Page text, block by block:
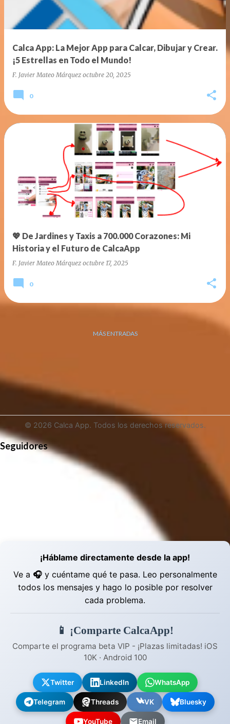
Calca App: La Mejor App para Calcar, Dibujar y Crear.
¡5 Estrellas en Todo el Mundo!
F. Javier Mateo Márquez octubre 20, 2025
0
💖 De Jardines y Taxis a 700.000 Corazones: Mi
Historia y el Futuro de CalcaApp
F. Javier Mateo Márquez octubre 17, 2025
0
MÁS ENTRADAS
© 2026 Calca App. Todos los derechos reservados.
Seguidores
¡Háblame directamente desde la app!
Ve a 🎧y cuéntame qué te pasa. Leo personalmente
todos los mensajes y hago lo posible por resolver
cada problema.
📱 ¡Comparte CalcaApp!
Comparte el programa beta VIP - ¡Plazas limitadas! iOS
10K · Android 100
Twitter LinkedIn WhatsApp
Telegram Threads VK Bluesky
YouTube Email